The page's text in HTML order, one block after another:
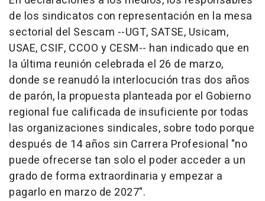
de los sindicatos con representación en la mesa
sectorial del Sescam --UGT, SATSE, Usicam,
USAE, CSIF, CCOO y CESM-- han indicado que en
la última reunión celebrada el 26 de marzo,
donde se reanudó la interlocución tras dos años
de parón, la propuesta planteada por el Gobierno
regional fue calificada de insuficiente por todas
las organizaciones sindicales, sobre todo porque
después de 14 años sin Carrera Profesional "no
puede ofrecerse tan solo el poder acceder a un
grado de forma extraordinaria y empezar a
pagarlo en marzo de 2027".